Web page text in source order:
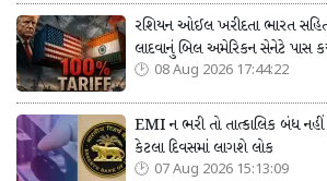
રશિયન ઓઈલ ખરીદતા ભારત
લાદવાનું બિલ અમેરિકન સેનેટે પાસ
08 Aug 2026 17:44:22
EMI ન ભરી તો તાત્કાલિક બંધ
કેટલા દિવસમાં લાગશે લોક
07 Aug 2026 15:13:09